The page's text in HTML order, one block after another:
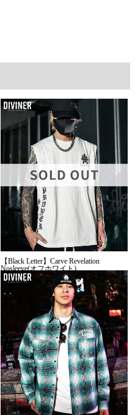
【Black Letter】Carve Revelation
Nosleeve(オフホワイト)